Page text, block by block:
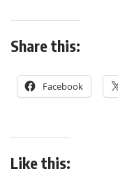
Share this:
Facebook
Like this: